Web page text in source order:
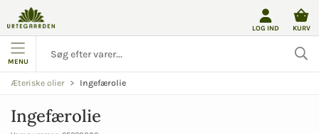
LOG IND KURV
MENU
Æteriske olier Ingefærolie
Ingefærolie